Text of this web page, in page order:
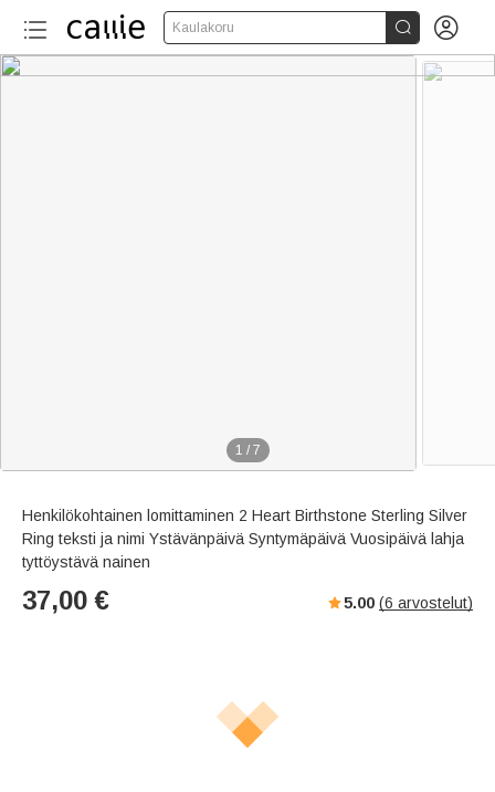
Kaulakoru  
1 / 7
Henkilökohtainen lomittaminen 2 Heart Birthstone Sterling Silver
Ring teksti ja nimi Ystävänpäivä Syntymäpäivä Vuosipäivä lahja
tyttöystävä nainen
37,00 € 5.00 (6 arvostelut)